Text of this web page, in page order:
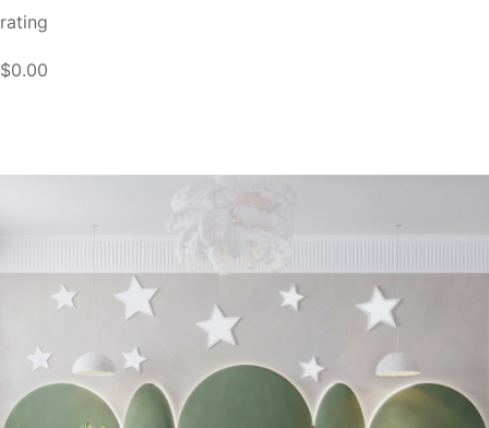
rating
$0.00